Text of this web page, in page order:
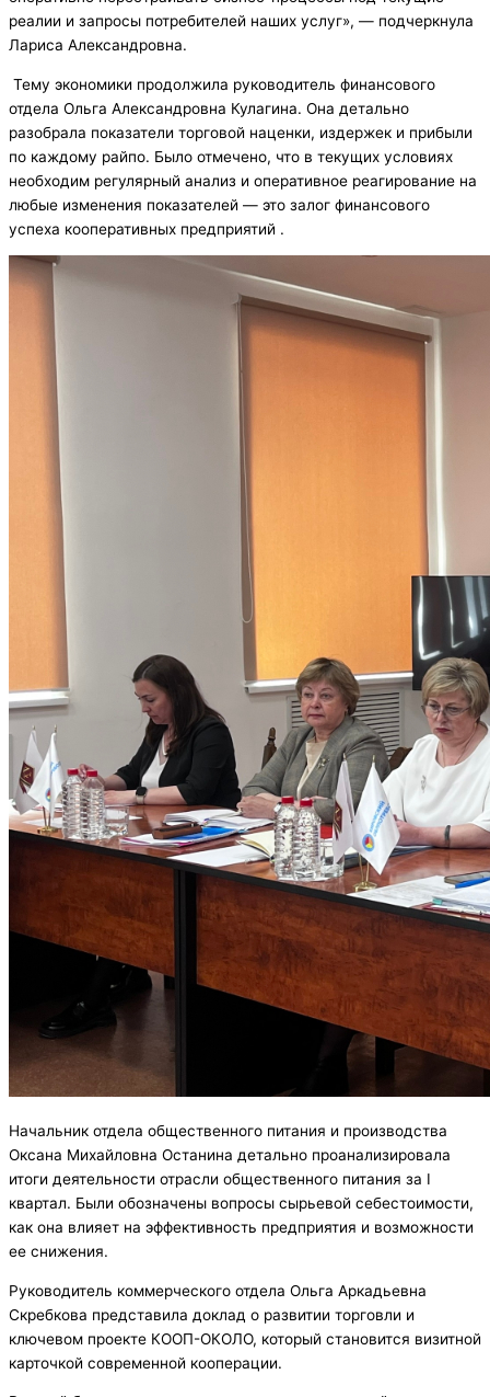
реалии и запросы потребителей наших услуг», — подчеркнула
Лариса Александровна.
Тему экономики продолжила руководитель финансового
отдела Ольга Александровна Кулагина. Она детально
разобрала показатели торговой наценки, издержек и прибыли
по каждому райпо. Было отмечено, что в текущих условиях
необходим регулярный анализ и оперативное реагирование на
любые изменения показателей — это залог финансового
успеха кооперативных предприятий .
Начальник отдела общественного питания и производства
Оксана Михайловна Останина детально проанализировала
итоги деятельности отрасли общественного питания за I
квартал. Были обозначены вопросы сырьевой себестоимости,
как она влияет на эффективность предприятия и возможности
ее снижения.
Руководитель коммерческого отдела Ольга Аркадьевна
Скребкова представила доклад о развитии торговли и
ключевом проекте КООП-ОКОЛО, который становится визитной
карточкой современной кооперации.